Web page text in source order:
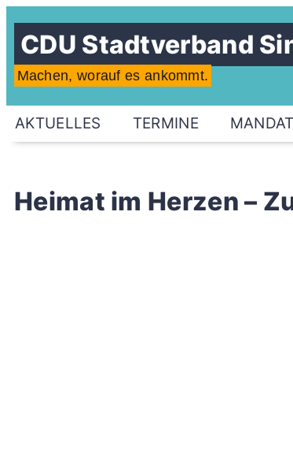
CDU Stadtverband
Machen, worauf es ankommt.
AKTUELLES TERMINE
Heimat im Herzen –